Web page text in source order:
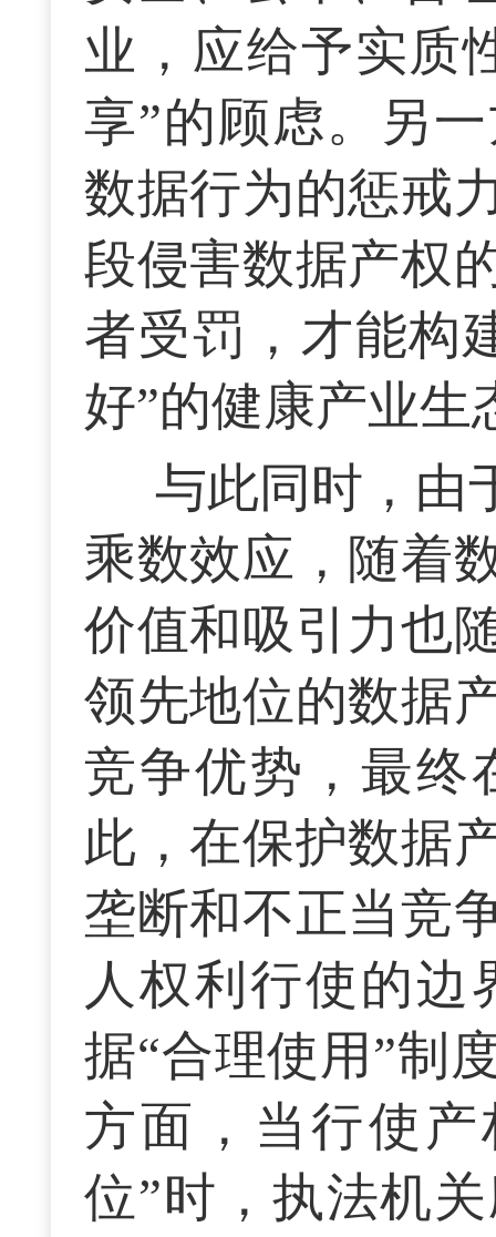
业，应给予实质
享”的顾虑。另
数据行为的惩戒
段侵害数据产权
者受罚，才能构
好”的健康产业生
与此同时，由
乘数效应，随着
价值和吸引力也
领先地位的数据
竞争优势，最终
此，在保护数据
垄断和不正当竞
人权利行使的
据“合理使用”制
方面，当行使
位”时，执法机